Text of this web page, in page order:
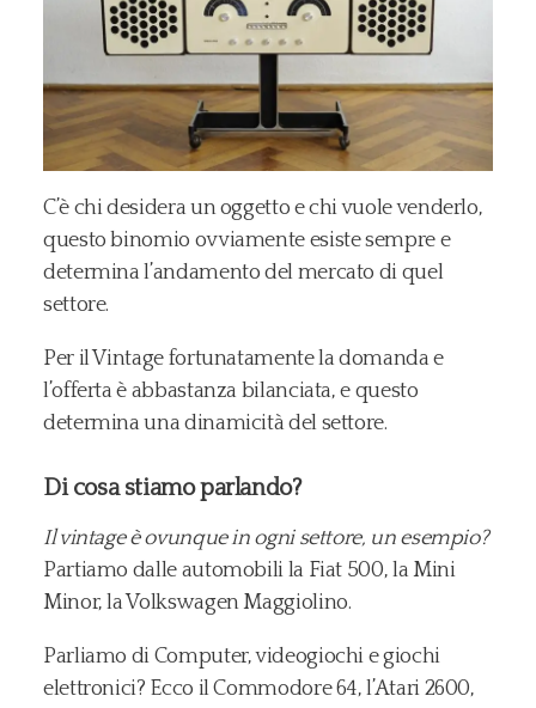
C’è chi desidera un oggetto e chi vuole venderlo,
questo binomio ovviamente esiste sempre e
determina l’andamento del mercato di quel
settore.
Per il Vintage fortunatamente la domanda e
l’offerta è abbastanza bilanciata, e questo
determina una dinamicità del settore.
Di cosa stiamo parlando?
Il vintage è ovunque in ogni settore, un esempio?
Partiamo dalle automobili la Fiat 500, la Mini
Minor, la Volkswagen Maggiolino.
Parliamo di Computer, videogiochi e giochi
elettronici? Ecco il Commodore 64, l’Atari 2600,